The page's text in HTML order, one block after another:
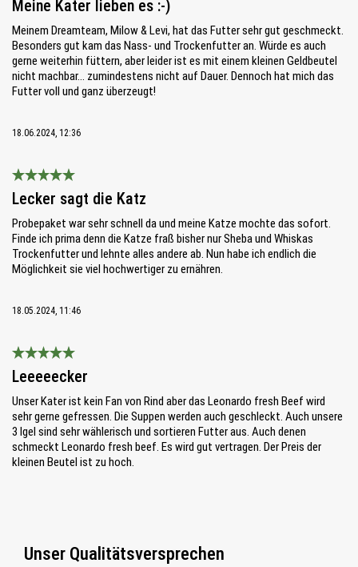
Meine Kater lieben es :-)
Meinem Dreamteam, Milow & Levi, hat das Futter sehr gut geschmeckt.
Besonders gut kam das Nass- und Trockenfutter an. Würde es auch
gerne weiterhin füttern, aber leider ist es mit einem kleinen Geldbeutel
nicht machbar... zumindestens nicht auf Dauer. Dennoch hat mich das
Futter voll und ganz überzeugt!
18.06.2024, 12:36
Bewertung mit 5 von 5 Sternen
Lecker sagt die Katz
Probepaket war sehr schnell da und meine Katze mochte das sofort.
Finde ich prima denn die Katze fraß bisher nur Sheba und Whiskas
Trockenfutter und lehnte alles andere ab. Nun habe ich endlich die
Möglichkeit sie viel hochwertiger zu ernähren.
18.05.2024, 11:46
Leeeeecker
Unser Kater ist kein Fan von Rind aber das Leonardo fresh Beef wird
sehr gerne gefressen. Die Suppen werden auch geschleckt. Auch unsere
3 Igel sind sehr wählerisch und sortieren Futter aus. Auch denen
schmeckt Leonardo fresh beef. Es wird gut vertragen. Der Preis der
kleinen Beutel ist zu hoch.
Unser Qualitätsversprechen